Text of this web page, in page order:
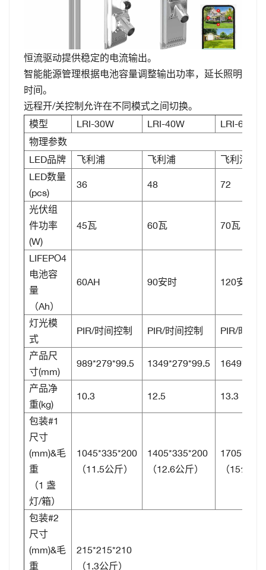
恒流驱动提供稳定的电流输出。
智能能源管理根据电池容量调整输出功率，延长照明
时间。
远程开/关控制允许在不同模式之间切换。
模型
LRI-30W LRI-40W
LRI-60W
物理参数
LED品牌
飞利浦 飞利浦
飞利浦
LED数量
(pcs)
36 48 72
光伏组
件功率
(W)
45瓦 60瓦 70瓦
LIFEPO4
电池容
量
（Ah）
60AH 90安时 120安时
灯光模
式
PIR/时间控制 PIR/时间控制 PIR/时间
产品尺
寸(mm)
989*279*99.5 1349*279*99.5
产品净
重(kg)
10.3 12.5 13.3
包装#1
尺寸
(mm)&毛
重
（1 盏
灯/箱）
1045*335*200
（11.5公斤）
1405*335*200
（12.6公斤）
（15公斤
包装#2
尺寸
(mm)&毛
重
215*215*210
（1.3公斤）